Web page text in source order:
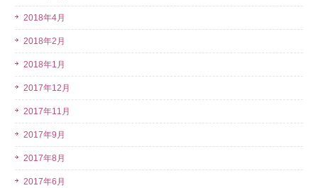
2018年4月
2018年2月
2018年1月
2017年12月
2017年11月
2017年9月
2017年8月
2017年6月